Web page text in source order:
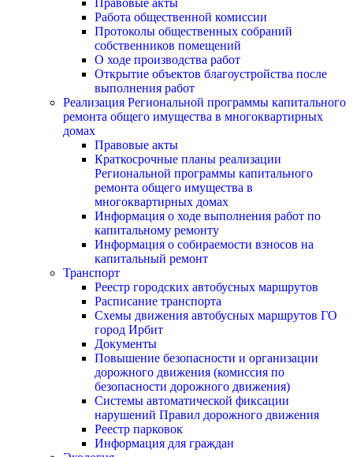
Правовые акты
Работа общественной комиссии
Протоколы общественных собраний
собственников помещений
О ходе производства работ
Открытие объектов благоустройства после
выполнения работ
Реализация Региональной программы капитального
ремонта общего имущества в многоквартирных
домах
Правовые акты
Краткосрочные планы реализации
Региональной программы капитального
ремонта общего имущества в
многоквартирных домах
Информация о ходе выполнения работ по
капитальному ремонту
Информация о собираемости взносов на
капитальный ремонт
Транспорт
Реестр городских автобусных маршрутов
Расписание транспорта
Схемы движения автобусных маршрутов ГО
город Ирбит
Документы
Повышение безопасности и организации
дорожного движения (комиссия по
безопасности дорожного движения)
Системы автоматической фиксации
нарушений Правил дорожного движения
Реестр парковок
Информация для граждан